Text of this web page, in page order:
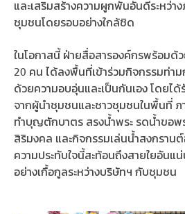
และเสริมสร้างความผูกพันอันดีระหว่า
ชุมชนโดยรอบอย่างใกล้ชิด
ในโอกาสนี้ ฝ่ายสื่อสารองค์กรพร้อมด้
20 คน ได้ลงพื้นที่เข้าร่วมกิจกรรมท่าม
ด้วยความอบอุ่นและเป็นกันเอง โดยไ
จากผู้นำชุมชนและชาวชุมชนในพื้นที่ ภ
ทำบุญตักบาตร สรงน้ำพระ รดน้ำขอพ
สิริมงคล และกิจกรรมเล่นน้ำสงกราน
ความประทับใจนี้สะท้อนถึงสายใยอันแ
อย่างเกื้อกูลระหว่างบริษัทฯ กับชุมชน